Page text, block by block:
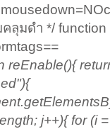
ลุมดำ */ function
==
reEnable(){
j++){ for (i